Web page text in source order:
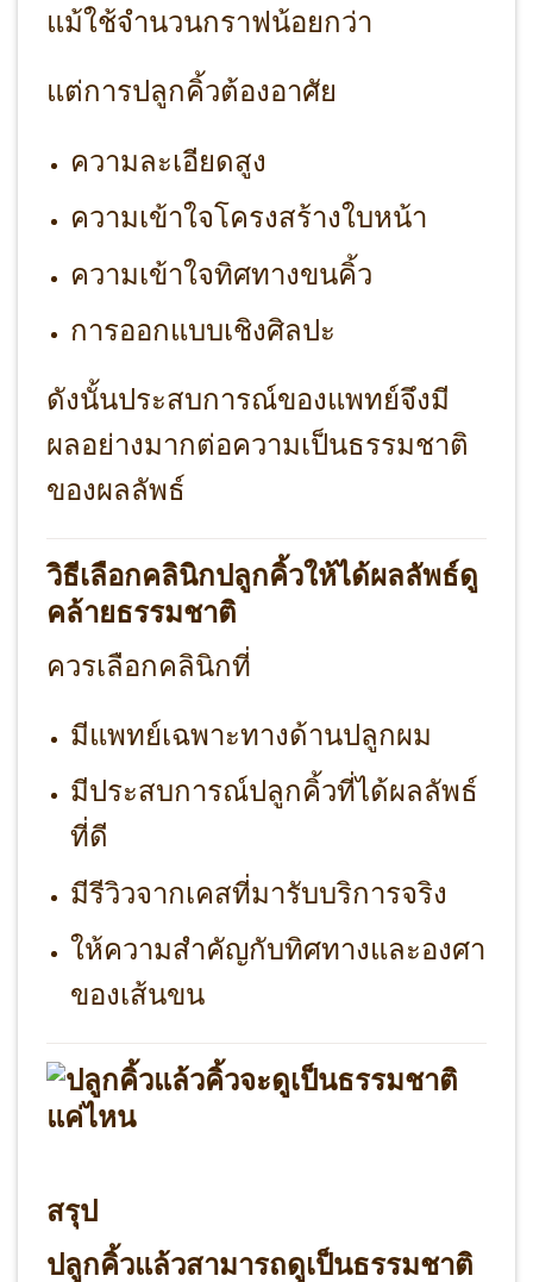
แม้ใช้จำนวนกราฟน้อยกว่า
แต่การปลูกคิ้วต้องอาศัย
ความละเอียดสูง
ความเข้าใจโครงสร้างใบหน้า
ความเข้าใจทิศทางขนคิ้ว
การออกแบบเชิงศิลปะ
ดังนั้นประสบการณ์ของแพทย์จึงมี
ผลอย่างมากต่อความเป็นธรรมชาติ
ของผลลัพธ์
วิธีเลือกคลินิกปลูกคิ้วให้ได้ผลลัพธ์ดู
คล้ายธรรมชาติ
ควรเลือกคลินิกที่
มีแพทย์เฉพาะทางด้านปลูกผม
มีประสบการณ์ปลูกคิ้วที่ได้ผลลัพธ์
ที่ดี
มีรีวิวจากเคสที่มารับบริการจริง
ให้ความสำคัญกับทิศทางและองศา
ของเส้นขน
สรุป
ปลูกคิ้วแล้วสามารถดูเป็นธรรมชาติ